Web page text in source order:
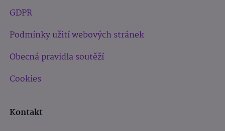
GDPR
Podmínky užití webových stránek
Obecná pravidla soutěží
Cookies
Kontakt